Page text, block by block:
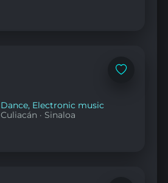
Add
Dance, Electronic music
Culiacán · Sinaloa